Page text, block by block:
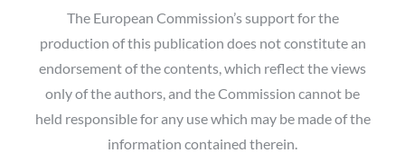
The European Commission’s support for the
production of this publication does not constitute an
endorsement of the contents, which reflect the views
only of the authors, and the Commission cannot be
held responsible for any use which may be made of the
information contained therein.